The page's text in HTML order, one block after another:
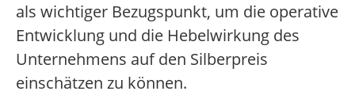
als wichtiger Bezugspunkt, um die operative
Entwicklung und die Hebelwirkung des
Unternehmens auf den Silberpreis
einschätzen zu können.